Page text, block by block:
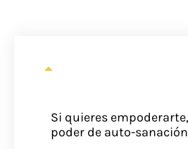
Si quieres
poder de auto-sanación